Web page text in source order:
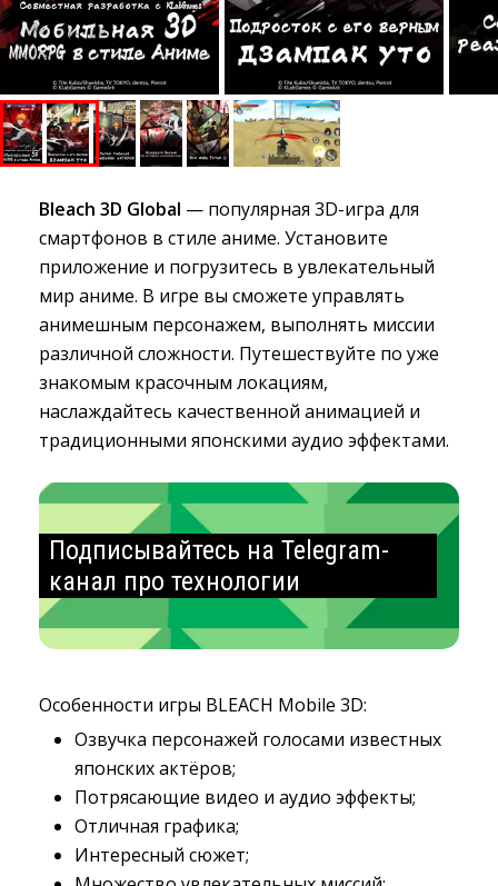
Bleach 3D Global — популярная 3D-игра для
смартфонов в стиле аниме. Установите
приложение и погрузитесь в увлекательный
мир аниме. В игре вы сможете управлять
анимешным персонажем, выполнять миссии
различной сложности. Путешествуйте по уже
знакомым красочным локациям,
наслаждайтесь качественной анимацией и
традиционными японскими аудио эффектами.
Подписывайтесь на Telegram-
канал про технологии
Особенности игры BLEACH Mobile 3D:
Озвучка персонажей голосами известных
японских актёров;
Потрясающие видео и аудио эффекты;
Отличная графика;
Интересный сюжет;